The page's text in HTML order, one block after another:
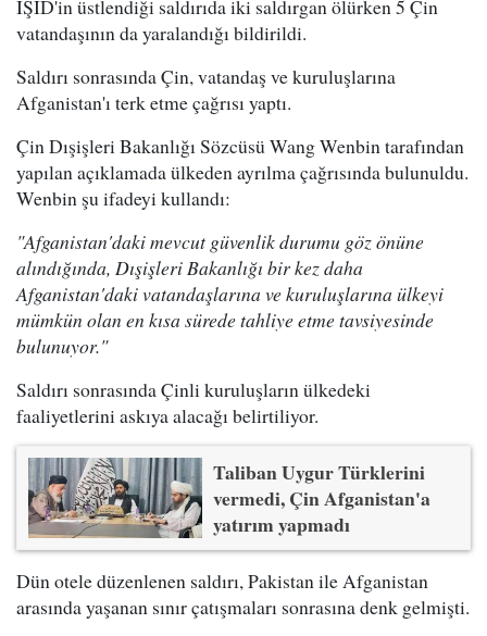
IŞİD'in üstlendiği saldırıda iki saldırgan ölürken 5 Çin
vatandaşının da yaralandığı bildirildi.
Saldırı sonrasında Çin, vatandaş ve kuruluşlarına
Afganistan'ı terk etme çağrısı yaptı.
Çin Dışişleri Bakanlığı Sözcüsü Wang Wenbin tarafından
yapılan açıklamada ülkeden ayrılma çağrısında bulunuldu.
Wenbin şu ifadeyi kullandı:
"Afganistan'daki mevcut güvenlik durumu göz önüne
alındığında, Dışişleri Bakanlığı bir kez daha
Afganistan'daki vatandaşlarına ve kuruluşlarına ülkeyi
mümkün olan en kısa sürede tahliye etme tavsiyesinde
bulunuyor."
Saldırı sonrasında Çinli kuruluşların ülkedeki
faaliyetlerini askıya alacağı belirtiliyor.
Taliban Uygur Türklerini
vermedi, Çin Afganistan'a
yatırım yapmadı
Dün otele düzenlenen saldırı, Pakistan ile Afganistan
arasında yaşanan sınır çatışmaları sonrasına denk gelmişti.